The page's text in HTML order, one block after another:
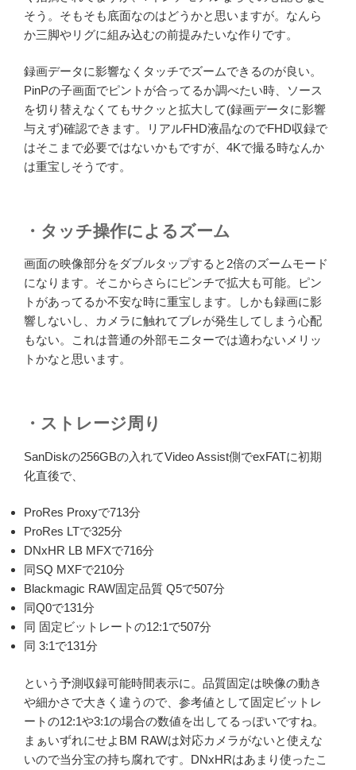
そう。そもそも底面なのはどうかと思いますが。なんら
か三脚やリグに組み込むの前提みたいな作りです。
録画データに影響なくタッチでズームできるのが良い。
PinPの子画面でピントが合ってるか調べたい時、ソース
を切り替えなくてもサクッと拡大して(録画データに影響
与えず)確認できます。リアルFHD液晶なのでFHD収録で
はそこまで必要ではないかもですが、4Kで撮る時なんか
は重宝しそうです。
・タッチ操作によるズーム
画面の映像部分をダブルタップすると2倍のズームモード
になります。そこからさらにピンチで拡大も可能。ピン
トがあってるか不安な時に重宝します。しかも録画に影
響しないし、カメラに触れてブレが発生してしまう心配
もない。これは普通の外部モニターでは適わないメリッ
トかなと思います。
・ストレージ周り
SanDiskの256GBの入れてVideo Assist側でexFATに初期
化直後で、
ProRes Proxyで713分
ProRes LTで325分
DNxHR LB MFXで716分
同SQ MXFで210分
Blackmagic RAW固定品質 Q5で507分
同Q0で131分
同 固定ビットレートの12:1で507分
同 3:1で131分
という予測収録可能時間表示に。品質固定は映像の動き
や細かさで大きく違うので、参考値として固定ビットレ
ートの12:1や3:1の場合の数値を出してるっぽいですね。
まぁいずれにせよBM RAWは対応カメラがないと使えな
いので当分宝の持ち腐れです。DNxHRはあまり使ったこ